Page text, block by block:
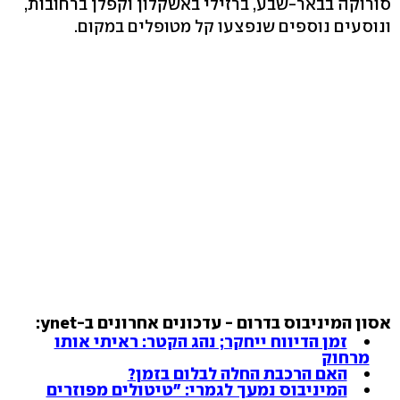
ונוסעים נוספים שנפצעו קל מטופלים במקום.
אסון המיניבוס בדרום - עדכונים אחרונים ב-ynet:
זמן הדיווח ייחקר; נהג הקטר: ראיתי אותו
מרחוק
האם הרכבת החלה לבלום בזמן?
המיניבוס נמעך לגמרי: "טיטולים מפוזרים